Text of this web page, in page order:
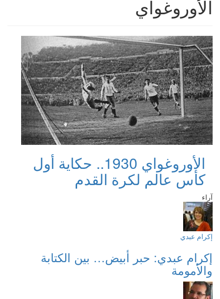
الأوروغواي
الأوروغواي 1930.. حكاية أول
كأس عالم لكرة القدم
آراء
إكرام عبدي
إكرام عبدي: حبر أبيض… بين الكتابة
والأمومة